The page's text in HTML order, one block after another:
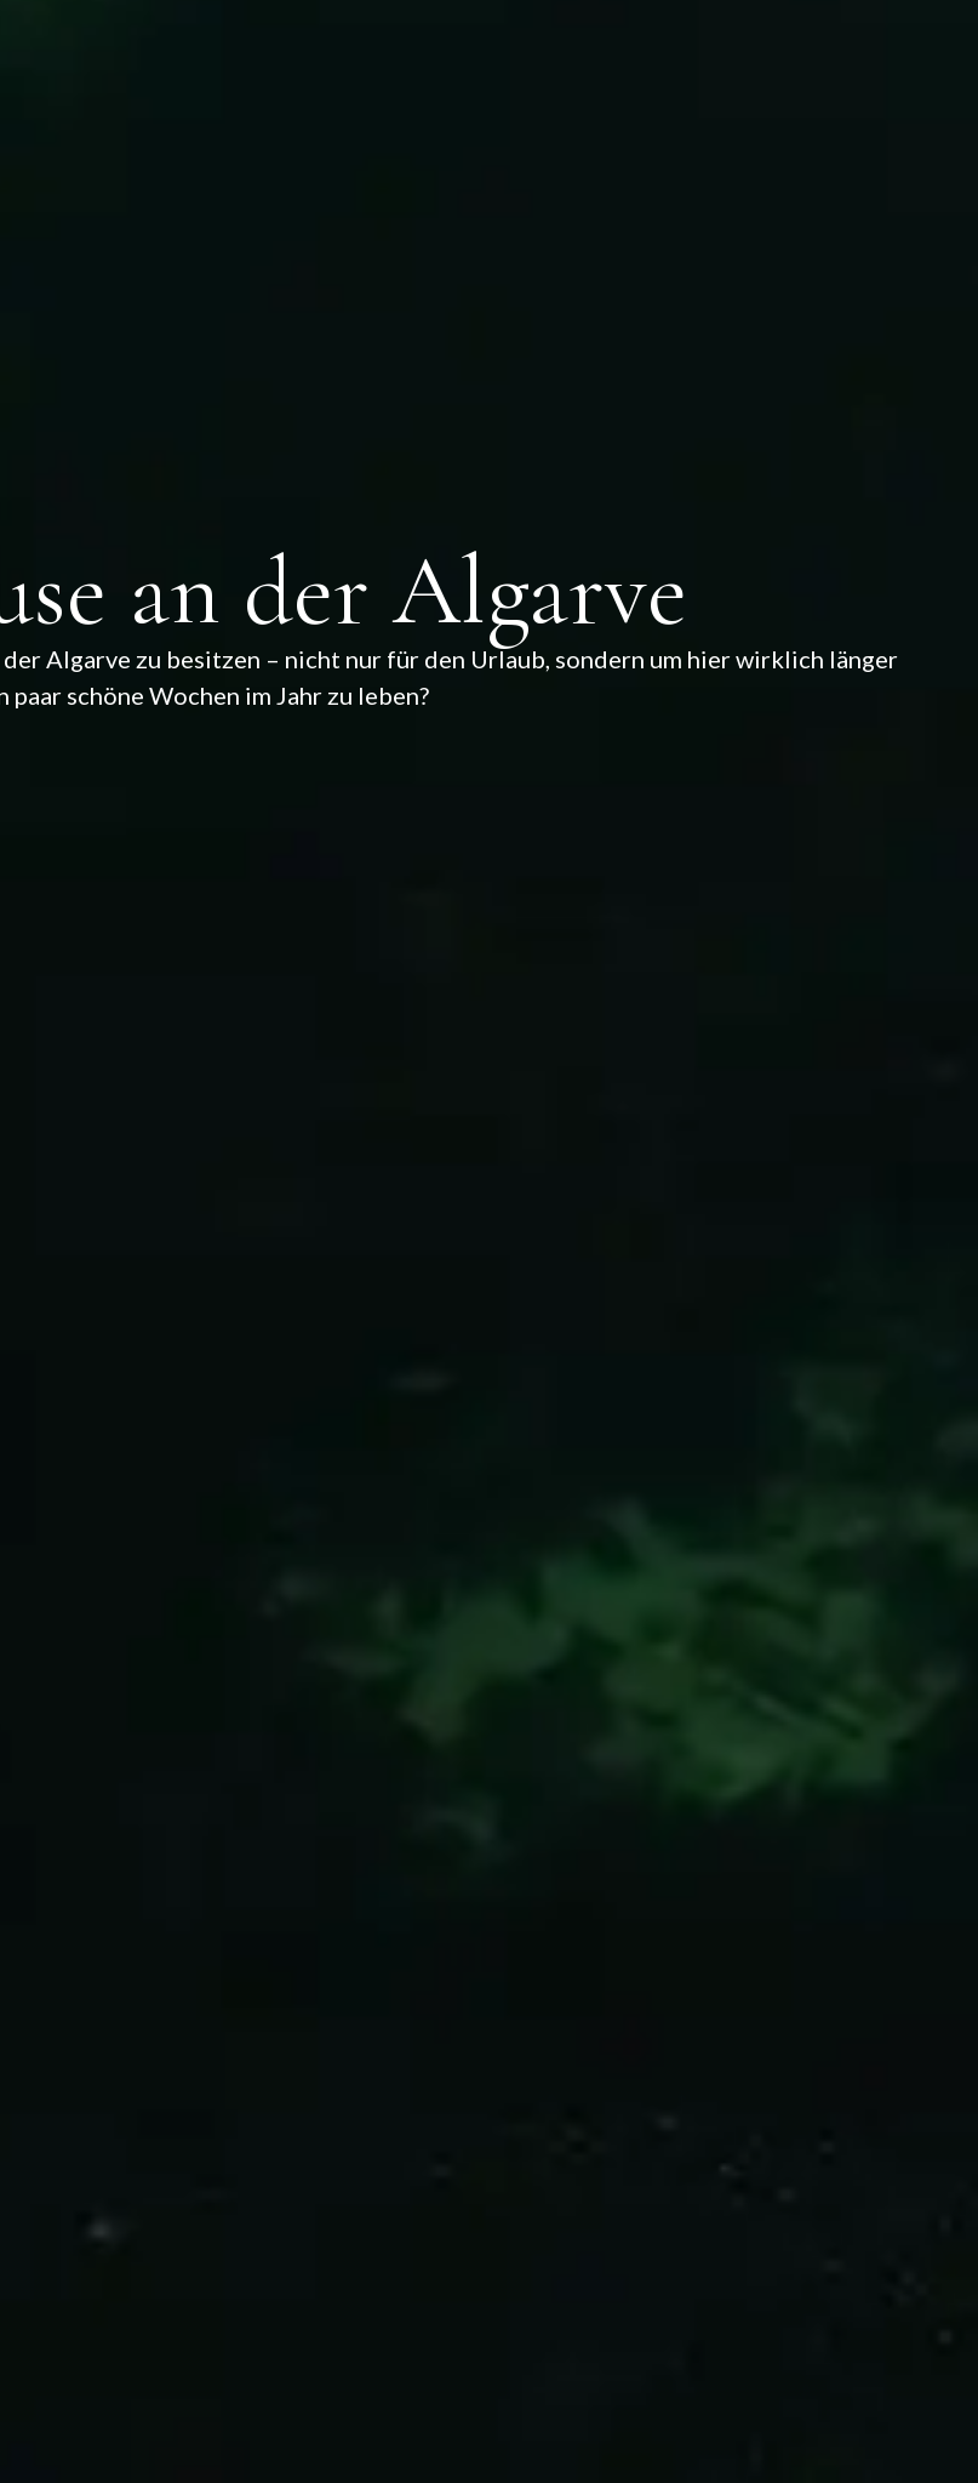
an der Algarve
Algarve zu besitzen – nicht nur für den Urlaub, sondern um hier wirklich länger
paar schöne Wochen im Jahr zu leben?